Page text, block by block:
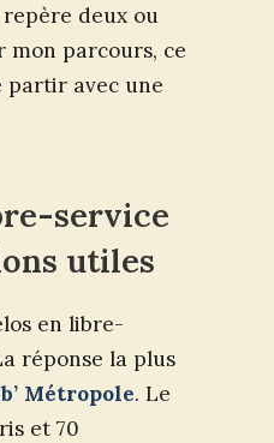
deux ou
mon parcours, ce
partir avec une
service
utiles
en libre-
réponse la plus
Métropole. Le
et 70